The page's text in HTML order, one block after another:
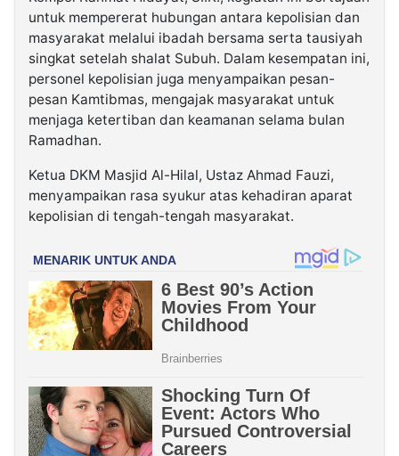
untuk mempererat hubungan antara kepolisian dan
masyarakat melalui ibadah bersama serta tausiyah
singkat setelah shalat Subuh. Dalam kesempatan ini,
personel kepolisian juga menyampaikan pesan-
pesan Kamtibmas, mengajak masyarakat untuk
menjaga ketertiban dan keamanan selama bulan
Ramadhan.
Ketua DKM Masjid Al-Hilal, Ustaz Ahmad Fauzi,
menyampaikan rasa syukur atas kehadiran aparat
kepolisian di tengah-tengah masyarakat.